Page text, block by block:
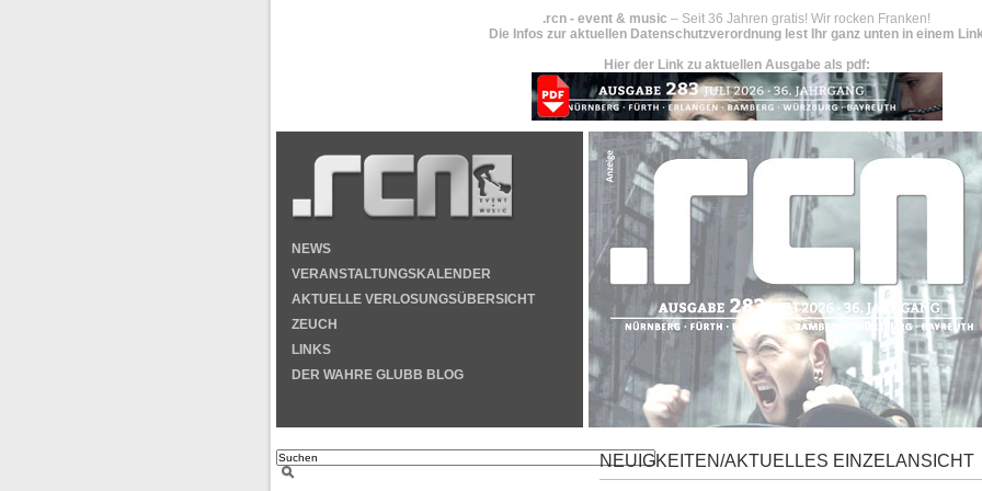
.rcn - event & music – Seit 36 Jahren gratis! Wir rocken Franken!
Die Infos zur aktuellen Datenschutzverordnung lest Ihr ganz unten in einem
Hier der Link zu aktuellen Ausgabe als pdf:
NEWS
VERANSTALTUNGSKALENDER
AKTUELLE VERLOSUNGSÜBERSICHT
ZEUCH
LINKS
DER WAHRE GLUBB BLOG
NEUIGKEITEN/AKTUELLES EINZELANSICHT